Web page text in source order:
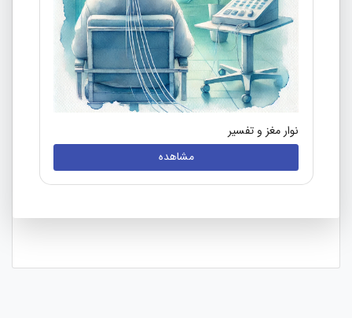
نوار مغز و تفسیر
مشاهده